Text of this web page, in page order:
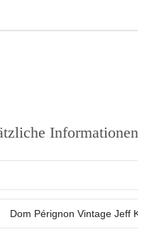
Informationen
Dom Pérignon Vintage Jeff